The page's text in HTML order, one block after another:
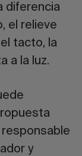
diferencia
el relieve
tacto, la
a la luz.
y